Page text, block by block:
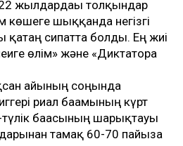
жылдардағы толқындар
көшеге шыққанда негізгі
қатаң сипатта болды. Ең жиі
өлім» және «Диктаторға
айының соңында
риал бағамының күрт
бағасының шарықтауы
тамақ 60-70 пайызға